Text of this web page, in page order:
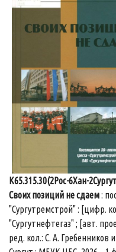
К65.315.30(2Рос-6Хан-
Своих позиций не сдаем:
"Сургутремстрой" : [цифр.
"Сургутнефтегаз" ; [авт.
ред. кол.: С. А.